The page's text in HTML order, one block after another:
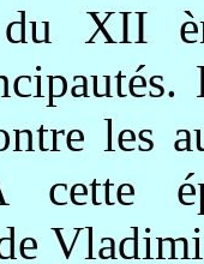
XII
les
cette